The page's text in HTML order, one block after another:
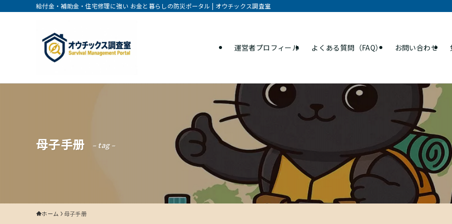
給付金・補助金・住宅修理に強い お金と暮らしの防災ポータル | オウチックス調査室
運営者プロフィール よくある質問（FAQ） お問い合わせ
母子手册 – tag –
ホーム 母子手册